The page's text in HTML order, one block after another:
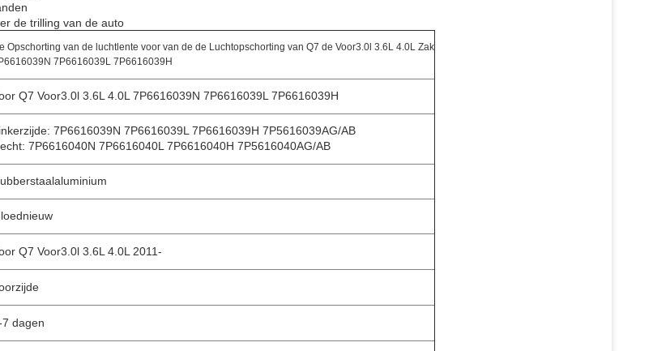
de trilling van de auto
Opschorting van de luchtlente voor van de de Luchtopschorting van Q7 de Voor3.0l 3.6L 4.0L Zak
7P6616039L 7P6616039H
Q7 Voor3.0l 3.6L 4.0L 7P6616039N 7P6616039L 7P6616039H
7P6616039N 7P6616039L 7P6616039H 7P5616039AG/AB
7P6616040N 7P6616040L 7P6616040H 7P5616040AG/AB
Q7 Voor3.0l 3.6L 4.0L 2011-
7 dagen